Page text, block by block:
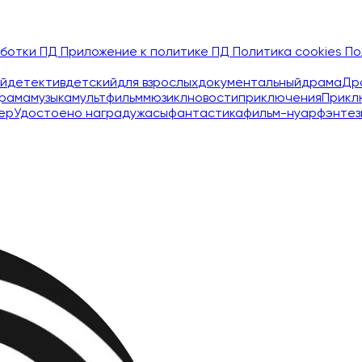
ПД Приложение к политике ПД Политика cookies
детективдетскийдля взрослыхдокументальныйдрама
музыкамультфильммюзиклновостиприключения
Удостоено наградужасыфантастикафильм-нуар